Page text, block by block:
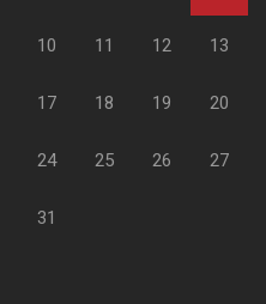
10 11 12 13
17 18 19 20
24 25 26 27
31